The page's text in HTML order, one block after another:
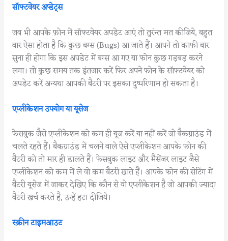
सॉफ्टवेयर अप्डेट्स
जब भी आपके फ़ोन में सॉफ्टवेयर अपडेट आएं तो तुरंन्त मत कीजिये, बहुत
बार ऐसा होता है कि कुछ बग्स (Bugs) आ जाते हैं। आपने तो काफी बार
सुना ही होगा कि इस अपडेट में बग्स आ गए या फोन कुछ गड़बड़ करने
लगा। तो कुछ समय तक इंतजार करें फिर अपने फोन के सॉफ्टवेयर को
अपडेट करें अन्यथा आपकी बैटरी पर इसका दुष्परिणाम हो सकता है।
एप्लीकेशन उपयोग या यूसेज
फेसबुक जैसे एप्लीकेशन को कम ही यूज करें या नहीं करें जो बैकग्राउंड में
चलते रहते हैं। बैकग्राउंड में चलने वाले ऐसे एप्लीकेशन आपके फोन की
बैटरी को तो मार ही डालते हैं। फेसबुक लाइट और मैसेंजर लाइट जैसे
एप्लीकेशन को कम में ले वो कम बैटरी खाते हैं। आपके फोन की सेटिंग में
बैटरी यूसेज में जाकर देखिए कि कौन से वो एप्लीकेशन है जो आपकी ज्यादा
बैटरी खर्च करते है, उन्हें हटा दीजिये।
स्क्रीन टाइमआउट